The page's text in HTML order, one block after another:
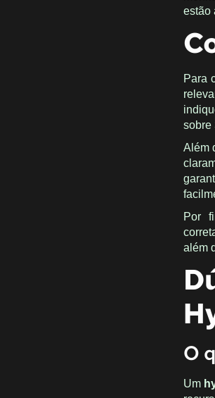
estão
Para
sobre
Além
Por
além
O
Um